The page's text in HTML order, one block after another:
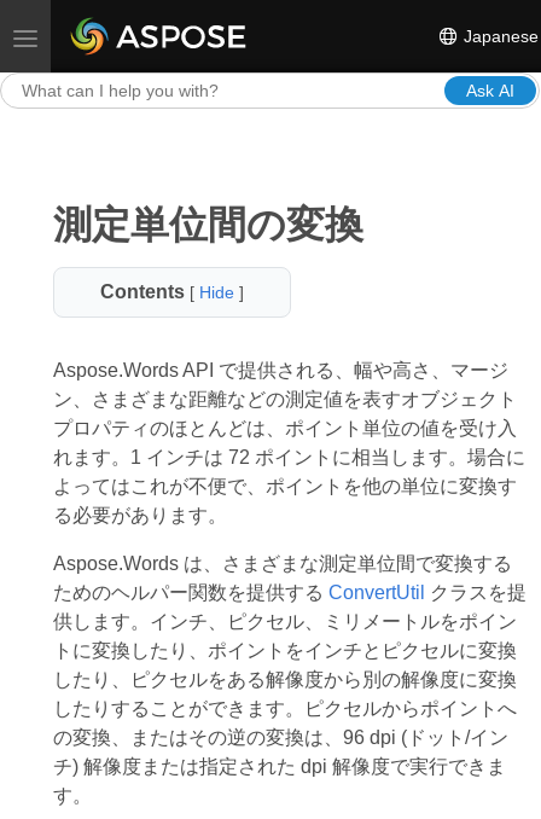
Toggle navigation Japanese
Ask AI
測定単位間の変換
Contents [ Hide]
Aspose.Words API で提供される、幅や高さ、マージ
ン、さまざまな距離などの測定値を表すオブジェクト
プロパティのほとんどは、ポイント単位の値を受け入
れます。1 インチは 72 ポイントに相当します。場合に
よってはこれが不便で、ポイントを他の単位に変換す
る必要があります。
Aspose.Words は、さまざまな測定単位間で変換する
ためのヘルパー関数を提供する ConvertUtil
クラスを提
供します。インチ、ピクセル、ミリメートルをポイン
トに変換したり、ポイントをインチとピクセルに変換
したり、ピクセルをある解像度から別の解像度に変換
したりすることができます。ピクセルからポイントへ
の変換、またはその逆の変換は、96 dpi (ドット/イン
チ) 解像度または指定された dpi 解像度で実行できま
す。